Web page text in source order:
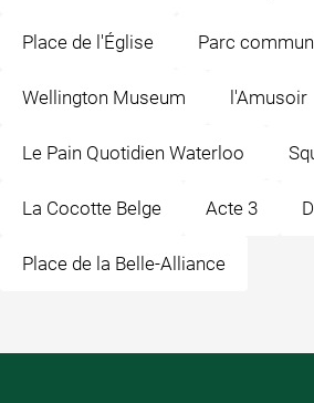
Place de l'Église Parc
Wellington Museum l'Amusoir
Le Pain Quotidien Waterloo
La Cocotte Belge Acte 3
Place de la Belle-Alliance